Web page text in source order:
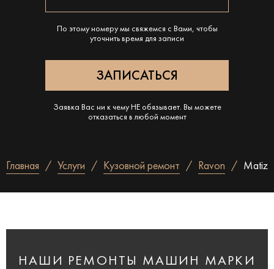
По этому номеру мы свяжемся с Вами, чтобы
уточнить время для записи
Заявка Вас ни к чему НЕ обязывает. Вы можете
отказаться в любой момент
Главная Услуги Кузовной ремонт Ravon Matiz
НАШИ РЕМОНТЫ МАШИН МАРКИ